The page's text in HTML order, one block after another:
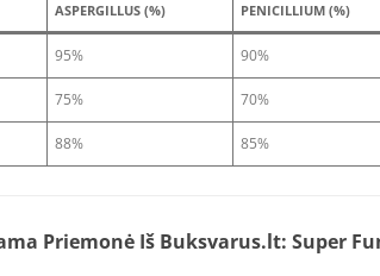
ASPERGILLUS (%)
PENICILLIUM (%)
95% 90%
75% 70%
88% 85%
Priemonė Iš Buksvarus.lt: Super